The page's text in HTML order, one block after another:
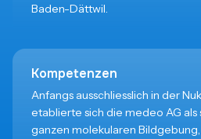
Baden-Dättwil.
Kompetenzen
Anfangs ausschliesslich in der
etablierte sich die medeo AG als
ganzen molekularen